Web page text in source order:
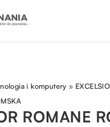
i komputery »
ROMANE